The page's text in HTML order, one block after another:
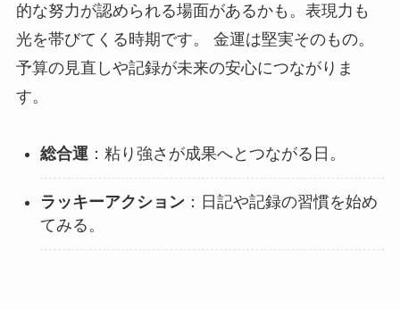
的な努力が認められる場面があるかも。表現力も
光を帯びてくる時期です。 金運は堅実そのもの。
予算の見直しや記録が未来の安心につながりま
す。
総合運：粘り強さが成果へとつながる日。
ラッキーアクション：日記や記録の習慣を始め
てみる。